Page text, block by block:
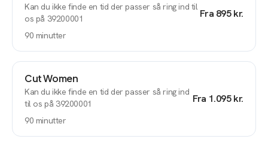
Kan du ikke finde en tid der passer så ring ind til
os på 39200001
90 minutter
Fra 895 kr.
Cut Women
Kan du ikke finde en tid der passer så ring ind
til os på 39200001
90 minutter
Fra 1.095 kr.